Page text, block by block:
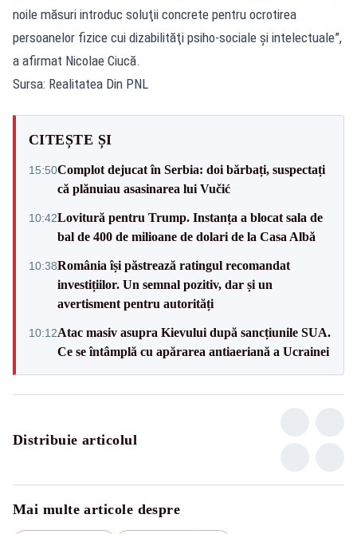
noile măsuri introduc soluţii concrete pentru ocrotirea
persoanelor fizice cui dizabilităţi psiho-sociale şi intelectuale”,
a afirmat Nicolae Ciucă.
Sursa: Realitatea Din PNL
CITEȘTE ȘI
15:50Complot dejucat în Serbia: doi bărbați, suspectați
că plănuiau asasinarea lui Vučić
10:42Lovitură pentru Trump. Instanța a blocat sala de
bal de 400 de milioane de dolari de la Casa Albă
10:38România își păstrează ratingul recomandat
investițiilor. Un semnal pozitiv, dar și un
avertisment pentru autorități
10:12Atac masiv asupra Kievului după sancțiunile SUA.
Ce se întâmplă cu apărarea antiaeriană a Ucrainei
Distribuie articolul
Mai multe articole despre